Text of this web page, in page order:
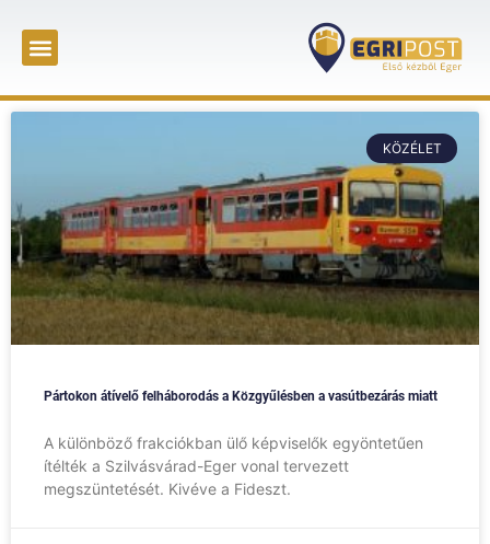
KÖZÉLET
Pártokon átívelő felháborodás a Közgyűlésben a vasútbezárás miatt
A különböző frakciókban ülő képviselők egyöntetűen
ítélték a Szilvásvárad-Eger vonal tervezett
megszüntetését. Kivéve a Fideszt.